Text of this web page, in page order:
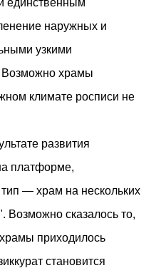
единственным
наружных и
узкими
храмы
климате росписи не
развития
платформе,
— храм на нескольких
Возможно сказалось то,
приходилось
становится